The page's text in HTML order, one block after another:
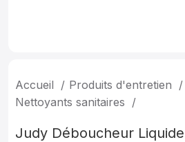
Accueil
Produits d'entretien
Nettoyants sanitaires
Judy Déboucheur Liquide